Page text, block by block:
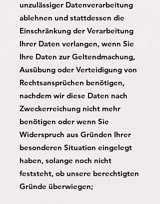
unzulässiger Datenverarbeitung
ablehnen und stattdessen die
Einschränkung der Verarbeitung
Ihrer Daten verlangen, wenn Sie
Ihre Daten zur Geltendmachung,
Ausübung oder Verteidigung von
Rechtsansprüchen benötigen,
nachdem wir diese Daten nach
Zweckerreichung nicht mehr
benötigen oder wenn Sie
Widerspruch aus Gründen Ihrer
besonderen Situation eingelegt
haben, solange noch nicht
feststeht, ob unsere berechtigten
Gründe überwiegen;